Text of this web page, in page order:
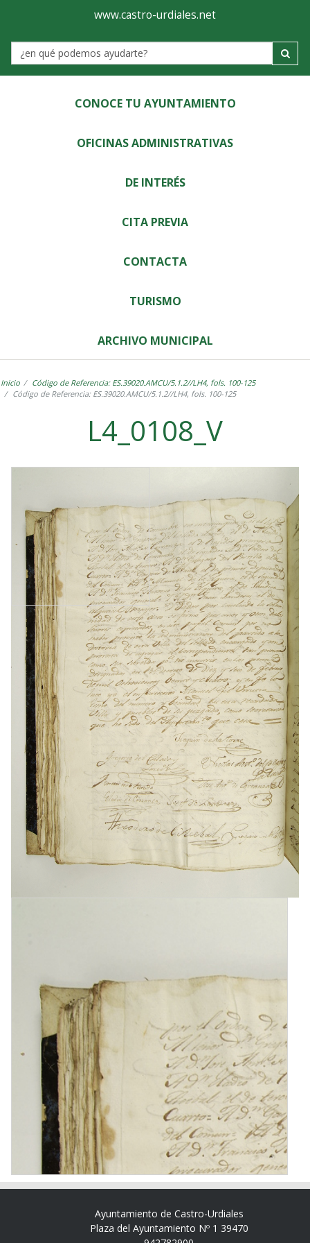
Ayuntamiento
de
Castro-
Urdiales
www.castro-urdiales.net
Label
CONOCE TU AYUNTAMIENTO
OFICINAS ADMINISTRATIVAS
DE INTERÉS
CITA PREVIA
CONTACTA
TURISMO
ARCHIVO MUNICIPAL
Inicio
Código de Referencia: ES.39020.AMCU/5.1.2//LH4, fols. 100-125
Código de Referencia: ES.39020.AMCU/5.1.2//LH4, fols. 100-125
L4_0108_V
Ayuntamiento de Castro-Urdiales
Plaza del Ayuntamiento Nº 1 39470